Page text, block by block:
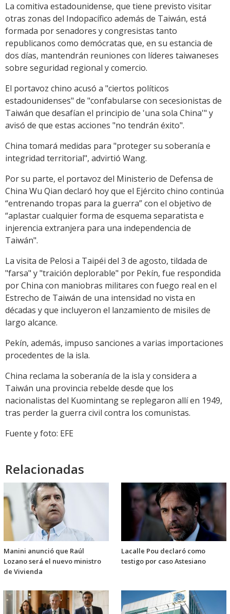
La comitiva estadounidense, que tiene previsto visitar
otras zonas del Indopacífico además de Taiwán, está
formada por senadores y congresistas tanto
republicanos como demócratas que, en su estancia de
dos días, mantendrán reuniones con líderes taiwaneses
sobre seguridad regional y comercio.
El portavoz chino acusó a "ciertos políticos
estadounidenses" de "confabularse con secesionistas de
Taiwán que desafían el principio de 'una sola China'" y
avisó de que estas acciones "no tendrán éxito".
China tomará medidas para "proteger su soberanía e
integridad territorial", advirtió Wang.
Por su parte, el portavoz del Ministerio de Defensa de
China Wu Qian declaró hoy que el Ejército chino continúa
“entrenando tropas para la guerra” con el objetivo de
“aplastar cualquier forma de esquema separatista e
injerencia extranjera para una independencia de
Taiwán".
La visita de Pelosi a Taipéi del 3 de agosto, tildada de
"farsa" y "traición deplorable" por Pekín, fue respondida
por China con maniobras militares con fuego real en el
Estrecho de Taiwán de una intensidad no vista en
décadas y que incluyeron el lanzamiento de misiles de
largo alcance.
Pekín, además, impuso sanciones a varias importaciones
procedentes de la isla.
China reclama la soberanía de la isla y considera a
Taiwán una provincia rebelde desde que los
nacionalistas del Kuomintang se replegaron allí en 1949,
tras perder la guerra civil contra los comunistas.
Fuente y foto: EFE
Relacionadas
Manini anunció que Raúl
Lozano será el nuevo ministro
de Vivienda
Lacalle Pou declaró como
testigo por caso Astesiano